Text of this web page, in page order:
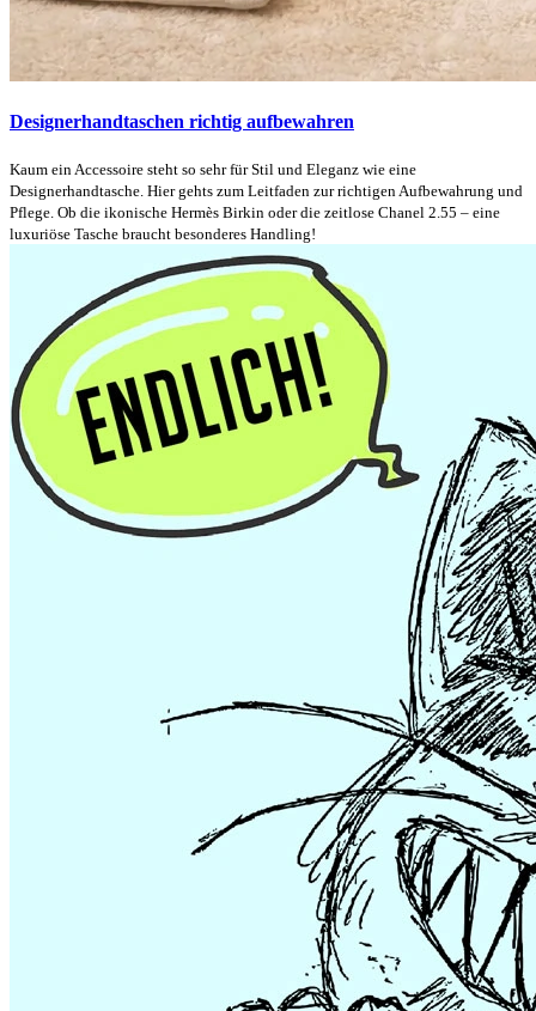
Designerhandtaschen richtig aufbewahren
Kaum ein Accessoire steht so sehr für Stil und Eleganz wie eine
Designerhandtasche. Hier gehts zum Leitfaden zur richtigen Aufbewahrung und
Pflege. Ob die ikonische Hermès Birkin oder die zeitlose Chanel 2.55 – eine
luxuriöse Tasche braucht besonderes Handling!